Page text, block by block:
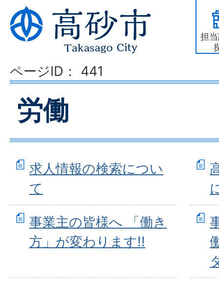
担
ページID： 441
労働
求人情報の検索につい
て
事業主の皆様へ 「働き
方」が変わります!!